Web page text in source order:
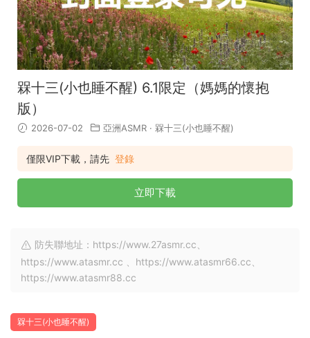
槑十三(小也睡不醒) 6.1限定（媽媽的懷抱
版）
2026-07-02 亞洲ASMR · 槑十三(小也睡不醒)
僅限VIP下載，請先 登錄
立即下載
防失聯地址：https://www.27asmr.cc、
https://www.atasmr.cc 、https://www.atasmr66.cc、
https://www.atasmr88.cc
槑十三(小也睡不醒)